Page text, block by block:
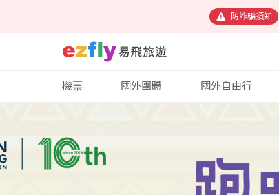
防詐騙須知
機票 國外團體 國外自由行